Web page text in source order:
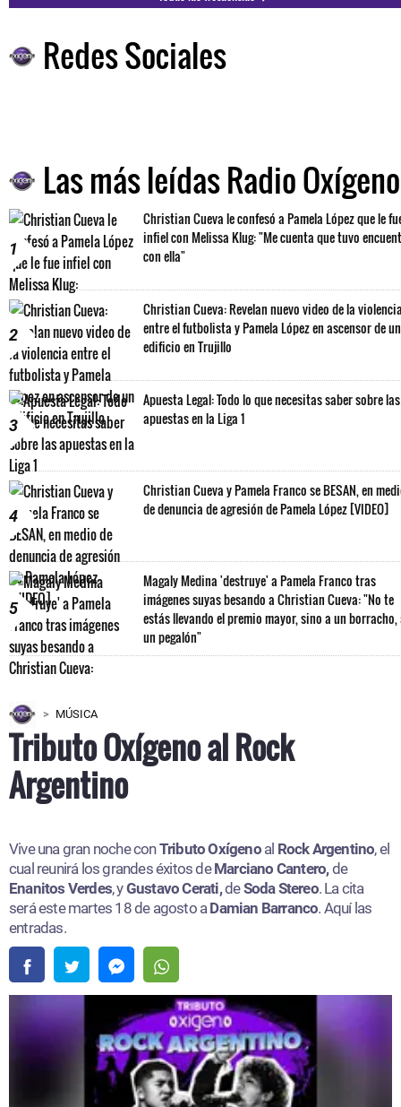
Redes Sociales
Las más leídas Radio Oxígeno
1
Christian Cueva le confesó a Pamela López que le
infiel con Melissa Klug: "Me cuenta que tuvo
con ella"
2
Christian Cueva: Revelan nuevo video de la
entre el futbolista y Pamela López en ascensor de un
edificio en Trujillo
3
Apuesta Legal: Todo lo que necesitas saber sobre las
apuestas en la Liga 1
4
Christian Cueva y Pamela Franco se BESAN, en
de denuncia de agresión de Pamela López [VIDEO]
5
Magaly Medina 'destruye' a Pamela Franco tras
imágenes suyas besando a Christian Cueva: "No te
estás llevando el premio mayor, sino a un borracho,
un pegalón"
MÚSICA
Tributo Oxígeno al Rock
Argentino
Vive una gran noche conTributo Oxígenoal Rock Argentino, el
cual reunirá los grandes éxitos deMarciano Cantero,de
Enanitos Verdes, yGustavo Cerati,deSoda Stereo. La cita
será este martes 18 de agosto a Damian Barranco. Aquí las
entradas.​